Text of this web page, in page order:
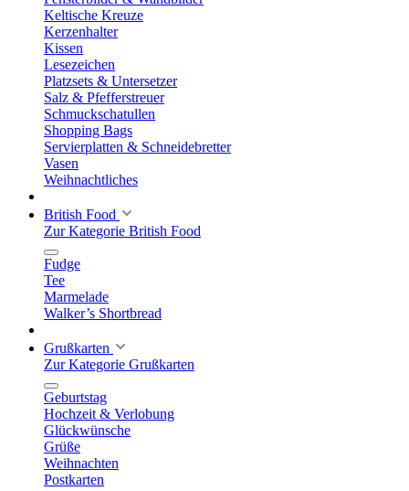
Keltische Kreuze
Kerzenhalter
Kissen
Lesezeichen
Platzsets & Untersetzer
Salz & Pfefferstreuer
Schmuckschatullen
Shopping Bags
Servierplatten & Schneidebretter
Vasen
Weihnachtliches
British Food
Zur Kategorie British Food
Fudge
Tee
Marmelade
Walker’s Shortbread
Grußkarten
Zur Kategorie Grußkarten
Geburtstag
Hochzeit & Verlobung
Glückwünsche
Grüße
Weihnachten
Postkarten